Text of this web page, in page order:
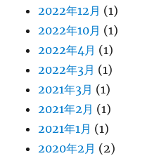
2022年12月 (1)
2022年10月 (1)
2022年4月 (1)
2022年3月 (1)
2021年3月 (1)
2021年2月 (1)
2021年1月 (1)
2020年2月 (2)